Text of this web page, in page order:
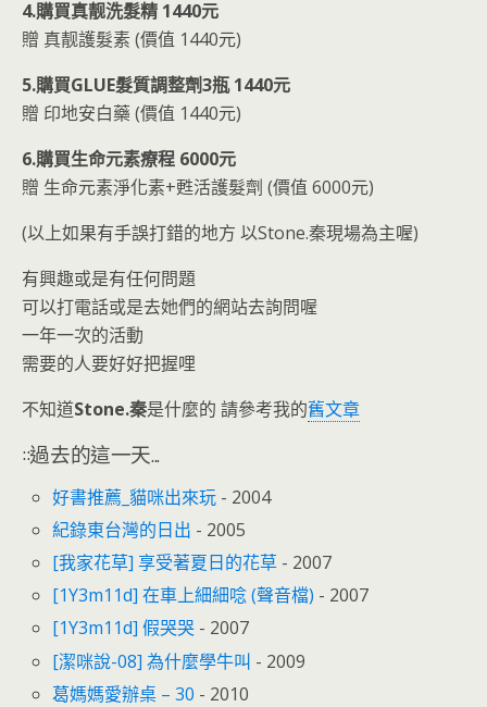
4.購買真靓洗髮精 1440元
贈 真靓護髮素 (價值 1440元)
5.購買GLUE髮質調整劑3瓶 1440元
贈 印地安白藥 (價值 1440元)
6.購買生命元素療程 6000元
贈 生命元素淨化素+甦活護髮劑 (價值 6000元)
(以上如果有手誤打錯的地方 以Stone.秦現場為主喔)
有興趣或是有任何問題
可以打電話或是去她們的網站去詢問喔
一年一次的活動
需要的人要好好把握哩
不知道Stone.秦是什麼的 請參考我的舊文章
::過去的這一天...
好書推薦_貓咪出來玩 - 2004
紀錄東台灣的日出 - 2005
[我家花草] 享受著夏日的花草 - 2007
[1Y3m11d] 在車上細細唸 (聲音檔) - 2007
[1Y3m11d] 假哭哭 - 2007
[潔咪說-08] 為什麼學牛叫 - 2009
葛媽媽愛辦桌 – 30 - 2010